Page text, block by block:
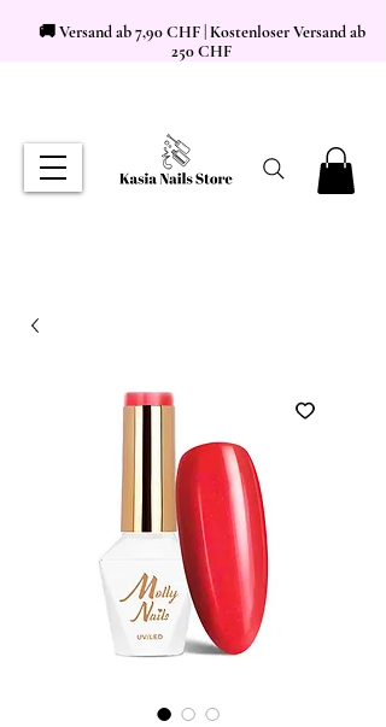
🚚 Versand ab 7,90 CHF | Kostenloser Versand ab
250 CHF